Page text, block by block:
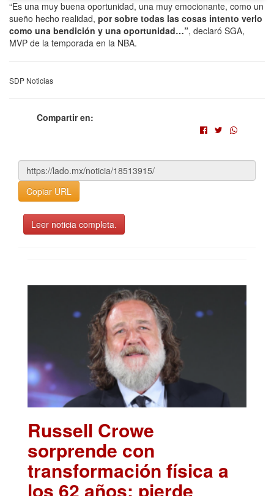
“Es una muy buena oportunidad, una muy emocionante, como un
sueño hecho realidad, por sobre todas las cosas intento verlo
como una bendición y una oportunidad…”, declaró SGA,
MVP de la temporada en la NBA.
SDP Noticias
Compartir en:
Copiar URL
Leer noticia completa.
Russell Crowe
sorprende con
transformación física a
los 62 años; pierde